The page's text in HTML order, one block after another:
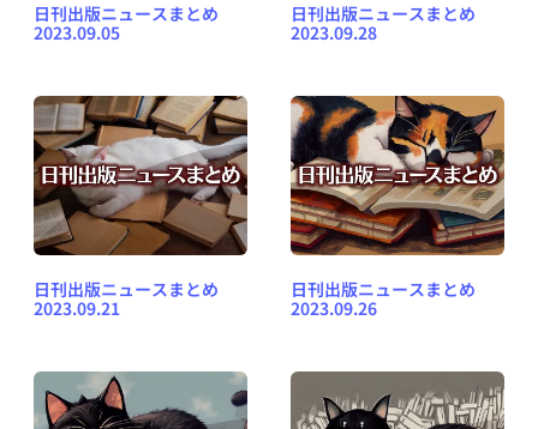
日刊出版ニュースまとめ
2023.09.05
日刊出版ニュースまとめ
2023.09.28
日刊出版ニュースまとめ
2023.09.21
日刊出版ニュースまとめ
2023.09.26